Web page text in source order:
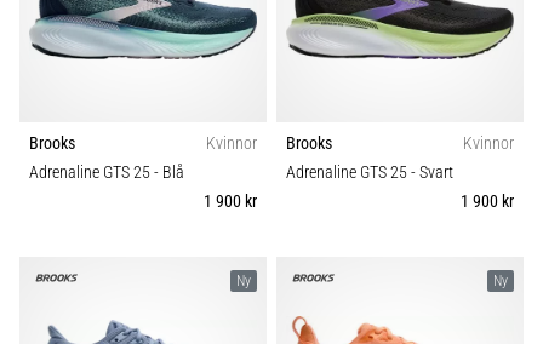
Brooks
Kvinnor
Adrenaline GTS 25- Blå
1 900 kr
Brooks
Kvinnor
Adrenaline GTS 25- Svart
1 900 kr
Ny Ny